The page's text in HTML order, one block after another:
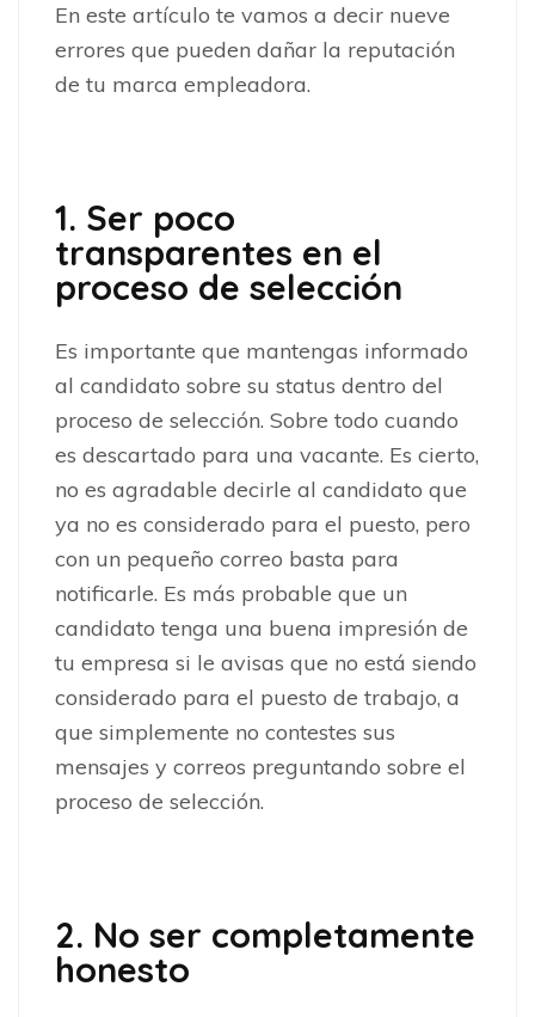
En este artículo te vamos a decir nueve
errores que pueden dañar la reputación
de tu marca empleadora.
1. Ser poco
transparentes en el
proceso de selección
Es importante que mantengas informado
al candidato sobre su status dentro del
proceso de selección. Sobre todo cuando
es descartado para una vacante. Es cierto,
no es agradable decirle al candidato que
ya no es considerado para el puesto, pero
con un pequeño correo basta para
notificarle. Es más probable que un
candidato tenga una buena impresión de
tu empresa si le avisas que no está siendo
considerado para el puesto de trabajo, a
que simplemente no contestes sus
mensajes y correos preguntando sobre el
proceso de selección.
2. No ser completamente
honesto